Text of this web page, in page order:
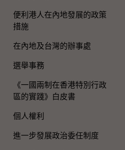
便利港人在內地發展的政策
措施
在內地及台灣的辦事處
選舉事務
《一國兩制在香港特別行政
區的實踐》白皮書
個人權利
進一步發展政治委任制度